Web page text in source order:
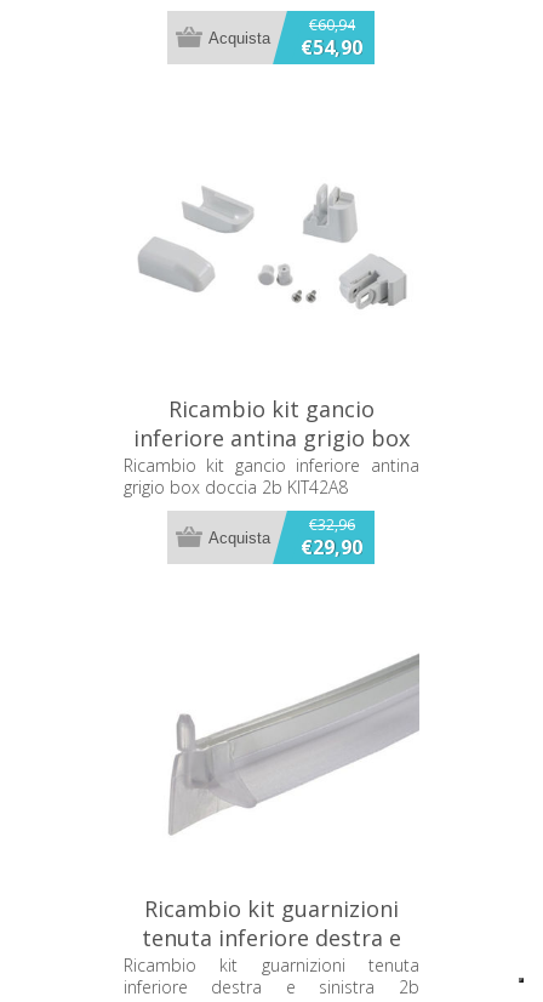
€60,94
€54,90
Ricambio kit gancio
inferiore antina grigio box
doccia 2b KIT42A8
Ricambio kit gancio inferiore antina
grigio box doccia 2b KIT42A8
€32,96
€29,90
Ricambio kit guarnizioni
tenuta inferiore destra e
sinistra 2b KITMZT81
Ricambio kit guarnizioni tenuta
inferiore destra e sinistra 2b